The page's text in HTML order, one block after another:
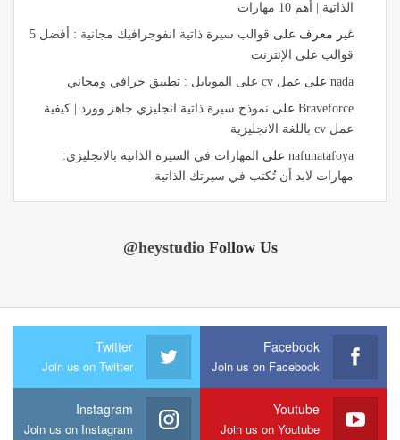
الذاتية | أهم 10 مهارات
غير معرف على
قوالب سيرة ذاتية انفوجرافيك مجانية : أفضل 5
قوالب على الإنترنت
nada على عمل cv على الموبايل : تطبيق خرافي ومجاني
Braveforce على نموذج سيرة ذاتية انجليزي جاهز وورد | كيفية
عمل cv باللغة الانجليزية
nafunatafoya على
المهارات في السيرة الذاتية بالانجليزي:
مهارات لابد أن تُكتب في سيرتك الذاتية
Follow Us
@heystudio
Facebook
Join us on Facebook
Twitter
Join us on Twitter
Youtube
Join us on Youtube
Instagram
Join us on Instagram